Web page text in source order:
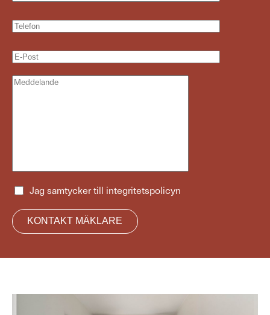
Jag samtycker till integritetspolicyn